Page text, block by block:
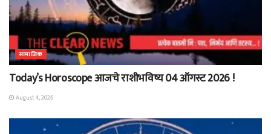
सामाजिक
Today’s Horoscope आजचे राशीभविष्य 04 ऑगस्ट 2026 !
August 4, 2026